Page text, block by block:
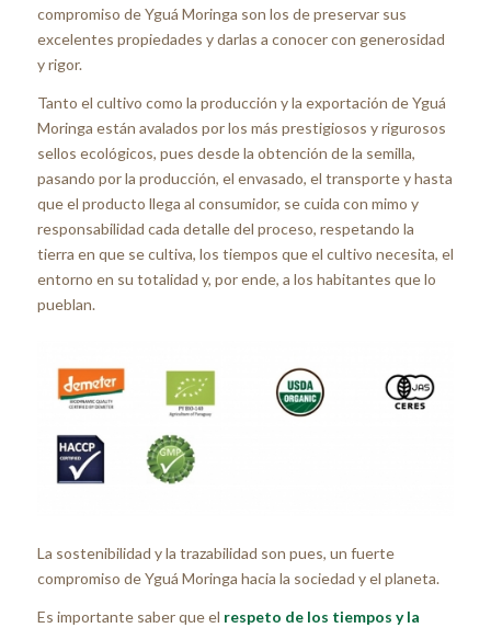
compromiso de Yguá Moringa son los de preservar sus
excelentes propiedades y darlas a conocer con generosidad
y rigor.
Tanto el cultivo como la producción y la exportación de Yguá
Moringa están avalados por los más prestigiosos y rigurosos
sellos ecológicos, pues desde la obtención de la semilla,
pasando por la producción, el envasado, el transporte y hasta
que el producto llega al consumidor, se cuida con mimo y
responsabilidad cada detalle del proceso, respetando la
tierra en que se cultiva, los tiempos que el cultivo necesita, el
entorno en su totalidad y, por ende, a los habitantes que lo
pueblan.
La sostenibilidad y la trazabilidad son pues, un fuerte
compromiso de Yguá Moringa hacia la sociedad y el planeta.
Es importante saber que el respeto de los tiempos y la